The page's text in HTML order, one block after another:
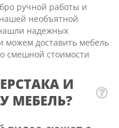
ручной работы и
необъятной
надежных
можем доставить мебель
смешной стоимости
И
МЕБЕЛЬ?